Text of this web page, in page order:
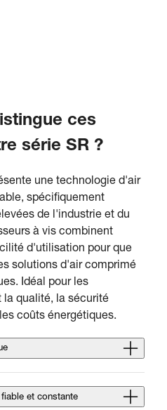
ces
série SR ?
une technologie d'air
spécifiquement
de l'industrie et du
à vis combinent
d'utilisation pour que
solutions d'air comprimé
Idéal pour les
la qualité, la sécurité
coûts énergétiques.
et constante